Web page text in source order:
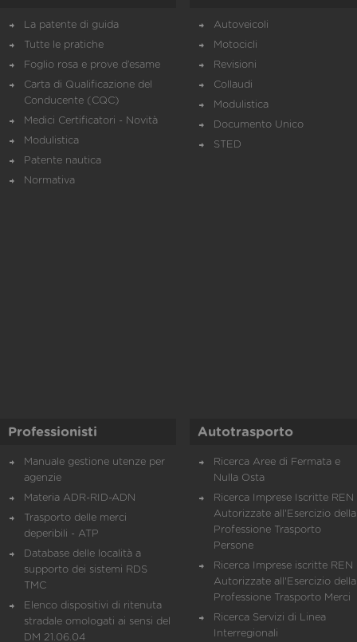
La patente di guida
Tutte le pratiche
Foglio rosa e prove d’esame
Carta di Qualificazione del
Conducente (CQC)
Medici Certificatori - Novità
Modulistica
Patente nautica
Normativa
Autoveicoli
Motocicli
Revisioni
Collaudi
Modulistica
Documento Unico
STED
Professionisti
Manuale gestione utenze per
agenzie
Materia ADR-RID-ADN
Trasporto delle merci
deperibili - ATP
Database delle località a
supporto dei sistemi RDS
TMC
Elenco dispositivi di ritenuta
stradale omologati ai sensi del
DM 21.06.04
Autotrasporto
Ricerca Aree di Fermata e
Nulla Osta
Ricerca Imprese Iscritte REN
Autorizzate all'Esercizio della
Professione Trasporto
Persone
Ricerca Imprese iscritte REN
Autorizzate all'Esercizio della
Professione Trasporto Merci
Ricerca Servizi di Linea
Interregionali